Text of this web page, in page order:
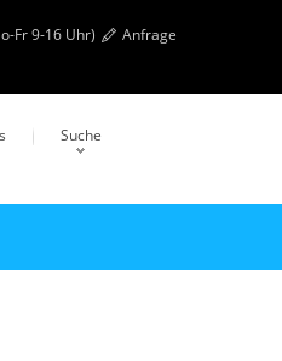
Fr 9-16 Uhr) Anfrage
Suche